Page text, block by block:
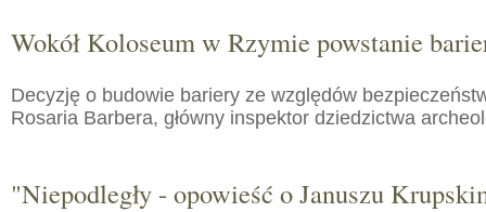
Wokół Koloseum w Rzymie powstanie
Decyzję o budowie bariery ze względów
Rosaria Barbera, główny inspektor dziedzictwa
"Niepodległy - opowieść o Januszu